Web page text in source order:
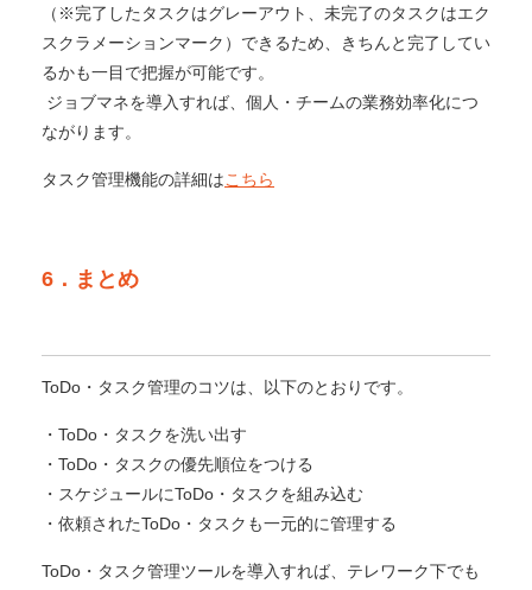
（※完了したタスクはグレーアウト、未完了のタスクはエク
スクラメーションマーク）できるため、きちんと完了してい
るかも一目で把握が可能です。
ジョブマネを導入すれば、個人・チームの業務効率化につ
ながります。
タスク管理機能の詳細はこちら
6．まとめ
ToDo・タスク管理のコツは、以下のとおりです。
・ToDo・タスクを洗い出す
・ToDo・タスクの優先順位をつける
・スケジュールにToDo・タスクを組み込む
・依頼されたToDo・タスクも一元的に管理する
ToDo・タスク管理ツールを導入すれば、テレワーク下でも